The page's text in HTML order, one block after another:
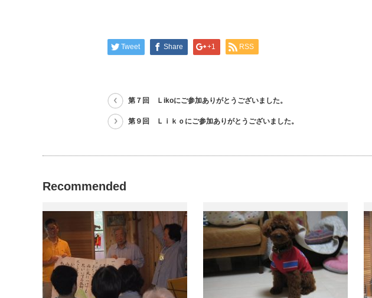
Tweet Share +1 RSS
第７回 Ｌikoにご参加ありがとうございました。
第９回 Ｌｉｋｏにご参加ありがとうございました。
Recommended